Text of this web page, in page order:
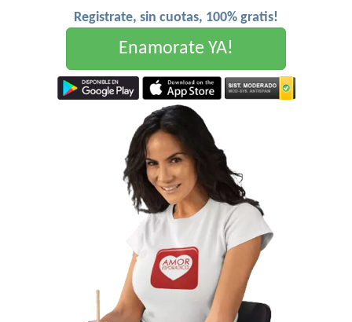
Registrate, sin cuotas, 100% gratis!
Enamorate YA!